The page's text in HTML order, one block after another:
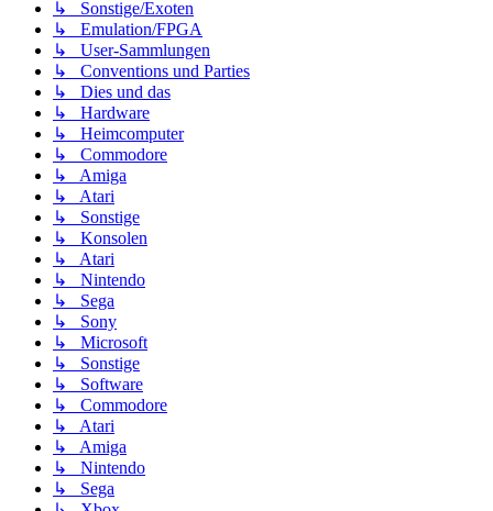
↳ Sonstige/Exoten
↳ Emulation/FPGA
↳ User-Sammlungen
↳ Conventions und Parties
↳ Dies und das
↳ Hardware
↳ Heimcomputer
↳ Commodore
↳ Amiga
↳ Atari
↳ Sonstige
↳ Konsolen
↳ Atari
↳ Nintendo
↳ Sega
↳ Sony
↳ Microsoft
↳ Sonstige
↳ Software
↳ Commodore
↳ Atari
↳ Amiga
↳ Nintendo
↳ Sega